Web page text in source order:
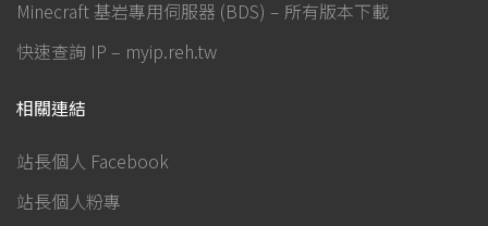
Minecraft 基岩專用伺服器 (BDS) – 所有版本下載
快速查詢 IP – myip.reh.tw
相關連結
站長個人 Facebook
站長個人粉專